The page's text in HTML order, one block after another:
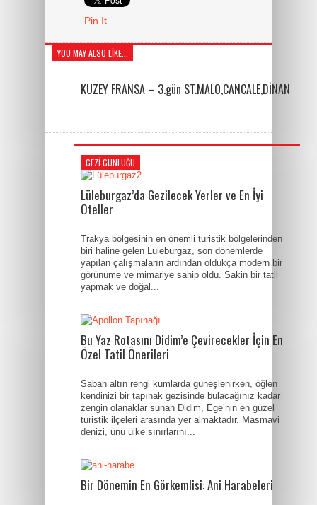
Pin It
YOU MAY ALSO LIKE...
KUZEY FRANSA – 3.gün ST.MALO,CANCALE,DİNAN
GEZI GÜNLÜĞÜ
Lüleburgaz’da Gezilecek Yerler ve En İyi
Oteller
Trakya bölgesinin en önemli turistik bölgelerinden
biri haline gelen Lüleburgaz, son dönemlerde
yapılan çalışmaların ardından oldukça modern bir
görünüme ve mimariye sahip oldu. Sakin bir tatil
yapmak ve doğal...
Bu Yaz Rotasını Didim’e Çevirecekler İçin En
Özel Tatil Önerileri
Sabah altın rengi kumlarda güneşlenirken, öğlen
kendinizi bir tapınak gezisinde bulacağınız kadar
zengin olanaklar sunan Didim, Ege’nin en güzel
turistik ilçeleri arasında yer almaktadır. Masmavi
denizi, ünü ülke sınırlarını...
Bir Dönemin En Görkemlisi: Ani Harabeleri